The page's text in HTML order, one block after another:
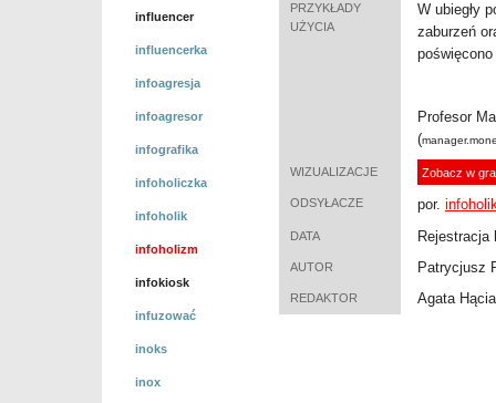
influencer
influencerka
infoagresja
infoagresor
infografika
infoholiczka
infoholik
infoholizm
infokiosk
infuzować
inoks
inox
PRZYKŁADY
UŻYCIA
W ubiegły
zaburzeń
poświęcono
Profesor
(
WIZUALIZACJE Zobacz w
ODSYŁACZE por.
DATA Rejestracja
AUTOR Patrycjusz
REDAKTOR Agata Hącia